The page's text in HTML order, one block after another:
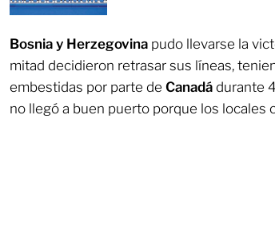
Bosnia y Herzegovina pudo llevarse la
mitad decidieron retrasar sus líneas,
embestidas por parte de Canadá durante
no llegó a buen puerto porque los locales